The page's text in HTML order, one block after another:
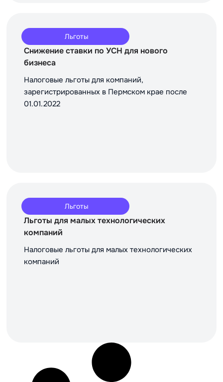
Льготы
Снижение ставки по УСН для нового
бизнеса
Налоговые льготы для компаний,
зарегистрированных в Пермском крае после
01.01.2022
Льготы
Льготы для малых технологических
компаний
Налоговые льготы для малых технологических
компаний